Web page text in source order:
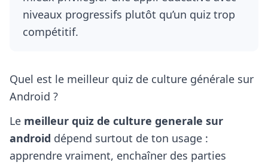
niveaux progressifs plutôt qu’un quiz trop
compétitif.
Quel est le meilleur quiz de culture générale sur
Android ?
Le meilleur quiz de culture generale sur
android dépend surtout de ton usage :
apprendre vraiment, enchaîner des parties